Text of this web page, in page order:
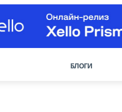
БЛОГИ